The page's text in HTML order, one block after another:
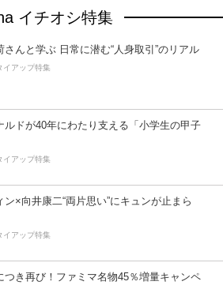
イチオシ特集
さんと学ぶ 日常に潜む“人身取引”のリアル
イアップ特集
ルドが40年にわたり支える「小学生の甲子
イアップ特集
ン×向井康二“両片思い”にキュンが止まら
イアップ特集
つき再び！ファミマ名物45％増量キャンペ